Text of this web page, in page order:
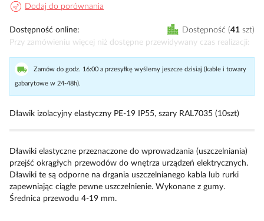
Dodaj do porównania
Dostępność online Dostępność 41 szt
Przy zamówieniu więcej niż dostępne przewidywany czas realizacji
Zamów do godz. 16:00 a przesyłkę wyślemy jeszcze dzisiaj (kable i towary
gabarytowe w 24-48h).
Dławik izolacyjny elastyczny PE-19 IP55, szary RAL7035 (10szt)
Dławiki elastyczne przeznaczone do wprowadzania (uszczelniania)
przejść okrągłych przewodów do wnętrza urządzeń elektrycznych.
Dławiki te są odporne na drgania uszczelnianego kabla lub rurki
zapewniając ciągłe pewne uszczelnienie. Wykonane z gumy.
Średnica przewodu 4-19 mm.